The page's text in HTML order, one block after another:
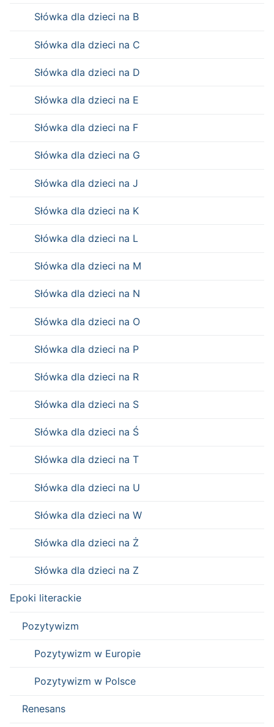
Słówka dla dzieci na B
Słówka dla dzieci na C
Słówka dla dzieci na D
Słówka dla dzieci na E
Słówka dla dzieci na F
Słówka dla dzieci na G
Słówka dla dzieci na J
Słówka dla dzieci na K
Słówka dla dzieci na L
Słówka dla dzieci na M
Słówka dla dzieci na N
Słówka dla dzieci na O
Słówka dla dzieci na P
Słówka dla dzieci na R
Słówka dla dzieci na S
Słówka dla dzieci na Ś
Słówka dla dzieci na T
Słówka dla dzieci na U
Słówka dla dzieci na W
Słówka dla dzieci na Ż
Słówka dla dzieci na Z
Epoki literackie
Pozytywizm
Pozytywizm w Europie
Pozytywizm w Polsce
Renesans